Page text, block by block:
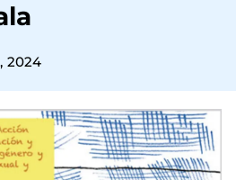
2024